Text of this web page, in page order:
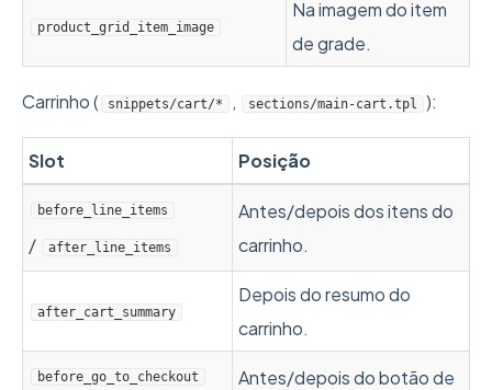
product_grid_item_image
Na imagem do item
de grade.
Carrinho ( snippets/cart/* , sections/main-cart.tpl ):
Slot Posição
before_line_items
/ after_line_items
Antes/depois dos itens do
carrinho.
after_cart_summary
Depois do resumo do
carrinho.
before_go_to_checkout
Antes/depois do botão de